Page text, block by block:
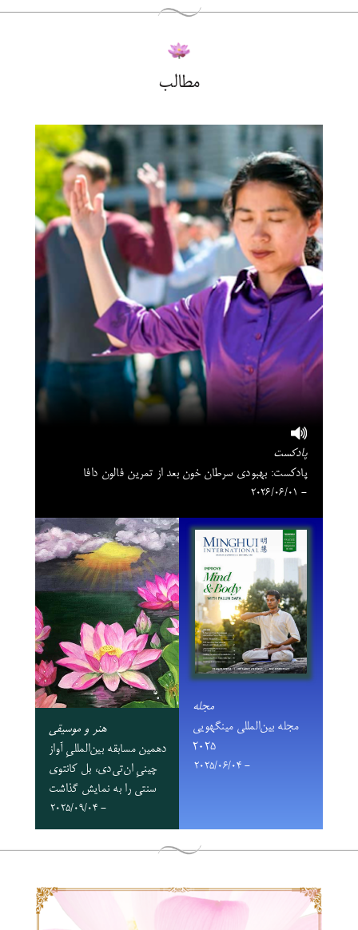
مطالب
پادکست
پادکست: بهبودی سرطان خون بعد از تمرین فالون دافا
- 2026/06/01
مجله
مجله بین‌المللی مینگهویی
۲۰۲۵
- 2025/06/04
هنر و موسیقی
دهمین مسابقه بین‌المللیِ آواز
چینیِ ان‌تی‌دی، بل کانتوی
سنتی را به نمایش گذاشت
- 2025/09/04